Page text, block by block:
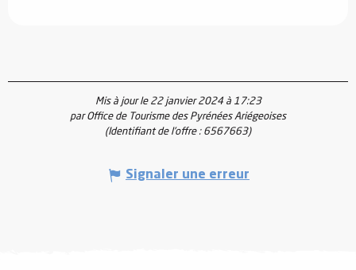
Mis à jour le 22 janvier 2024 à 17:23
par Office de Tourisme des Pyrénées Ariégeoises
(Identifiant de l'offre : 6567663)
Signaler une erreur